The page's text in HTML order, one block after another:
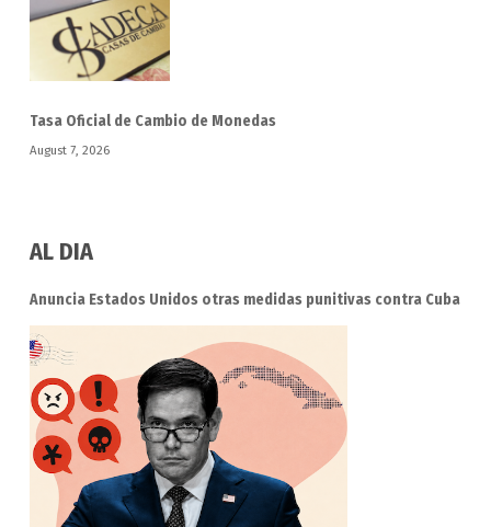
Tasa Oficial de Cambio de Monedas
August 7, 2026
AL DIA
Anuncia Estados Unidos otras medidas punitivas contra Cuba